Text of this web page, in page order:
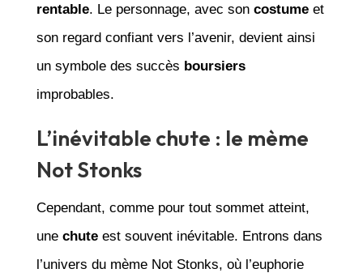
rentable. Le personnage, avec son costumeet
son regard confiant vers l’avenir, devient ainsi
un symbole des succès boursiers
improbables.
L’inévitable chute : le mème
Not Stonks
Cependant, comme pour tout sommet atteint,
une chuteest souvent inévitable. Entrons dans
l’univers du mème Not Stonks, où l’euphorie